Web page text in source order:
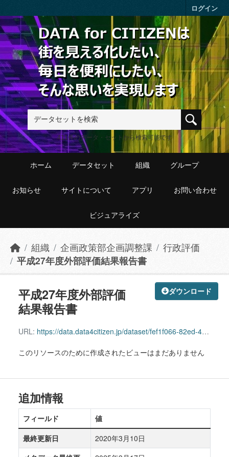
ログイン
411件のデータ・セットから検索可能です
ホーム データセット 組織 グループ
お知らせ サイトについて アプリ お問い合わせ
ビジュアライズ
組織 企画政策部企画調整課
行政評価
平成27年度外部評価結果報告書
ダウンロード
平成27年度外部評価
結果報告書
URL: https://data.data4citizen.jp/dataset/fef1f066-82ed-489d-8950-d018ce9d0e8e/resource/32b411d7-1739-4c8c-85a4-dfdb4edf3e9d/download/10000030.pdf
このリソースのために作成されたビューはまだありません
追加情報
フィールド
値
最終更新日
2020年3月10日